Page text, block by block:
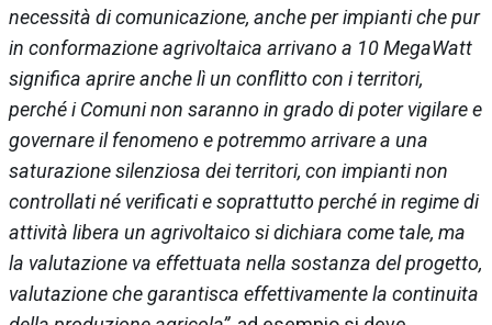
necessità di comunicazione, anche per impianti che pur
in conformazione agrivoltaica arrivano a 10 MegaWatt
significa aprire anche lì un conflitto con i territori,
perché i Comuni non saranno in grado di poter vigilare e
governare il fenomeno e potremmo arrivare a una
saturazione silenziosa dei territori, con impianti non
controllati né verificati e soprattutto perché in regime di
attività libera un agrivoltaico si dichiara come tale, ma
la valutazione va effettuata nella sostanza del progetto,
valutazione che garantisca effettivamente la continuita